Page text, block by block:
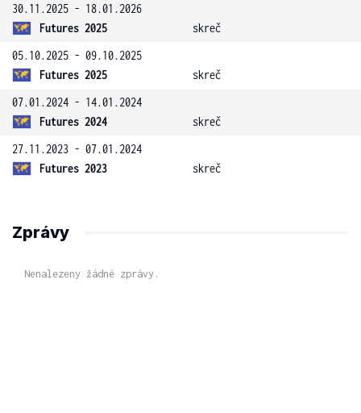
30.11.2025 - 18.01.2026
Futures 2025
skreč
05.10.2025 - 09.10.2025
Futures 2025
skreč
07.01.2024 - 14.01.2024
Futures 2024
skreč
27.11.2023 - 07.01.2024
Futures 2023
skreč
Zprávy
Nenalezeny žádné zprávy.